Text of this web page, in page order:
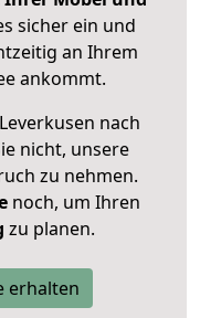
sicher ein und
an Ihrem
ankommt.
nach
nicht, unsere
zu nehmen.
noch, um Ihren
zu planen.
erhalten